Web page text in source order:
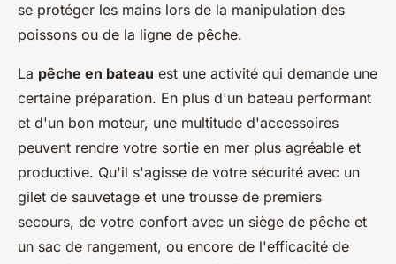
se protéger les mains lors de la manipulation des
poissons ou de la ligne de pêche.
La pêche en bateau est une activité qui demande une
certaine préparation. En plus d'un bateau performant
et d'un bon moteur, une multitude d'accessoires
peuvent rendre votre sortie en mer plus agréable et
productive. Qu'il s'agisse de votre sécurité avec un
gilet de sauvetage et une trousse de premiers
secours, de votre confort avec un siège de pêche et
un sac de rangement, ou encore de l'efficacité de